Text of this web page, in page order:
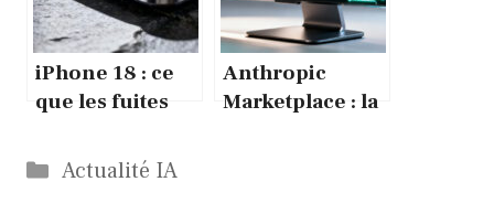
iPhone 18 : ce
que les fuites
lancement
Apple
Anthropic
Marketplace : la
Catégories
Actualité IA